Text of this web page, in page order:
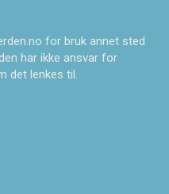
for bruk annet sted
har ikke ansvar for
det lenkes til.